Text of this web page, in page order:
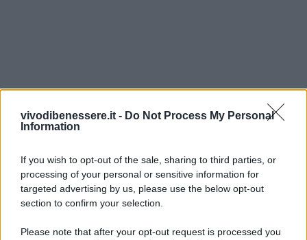
vivodibenessere.it - Do Not Process My Personal
Information
If you wish to opt-out of the sale, sharing to third parties, or
processing of your personal or sensitive information for
targeted advertising by us, please use the below opt-out
section to confirm your selection.
Please note that after your opt-out request is processed you